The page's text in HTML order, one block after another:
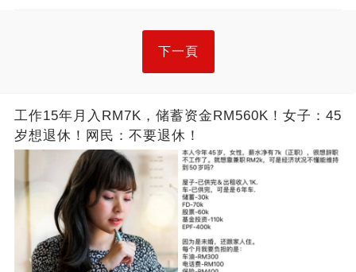
下一頁
工作15年月入RM7K，储蓄资金RM560K！女子：45
岁想退休！网民：不要退休！